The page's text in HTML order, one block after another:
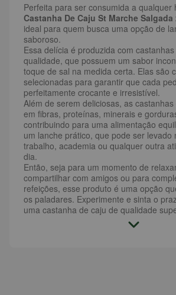
Perfeita para ser consumida a qualquer
Castanha De Caju St Marche Salgada
ideal para quem busca uma opção de
saboroso.
Essa delícia é produzida com
qualidade, que possuem um sabor
toque de sal na medida certa. Elas são
selecionadas para garantir que cada
perfeitamente crocante e irresistível.
Além de serem deliciosas, as
em fibras, proteínas, minerais e
contribuindo para uma alimentação
um lanche prático, que pode ser levado
trabalho, academia ou qualquer outra
dia.
Então, seja para um momento de
compartilhar com amigos ou para
refeições, esse produto é uma opção
os paladares. Experimente e sinta o
uma castanha de caju de qualidade